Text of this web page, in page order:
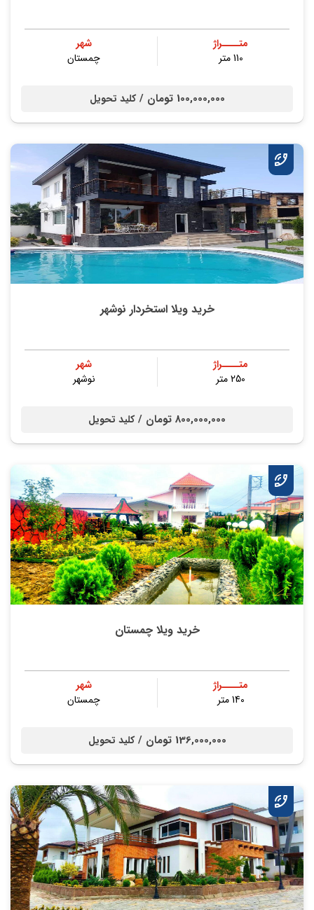
متــــراژ
110 متر
شهر
چمستان
100,000,000 تومان / کلید تحویل
خرید ویلا استخردار نوشهر
متــــراژ
250 متر
شهر
نوشهر
800,000,000 تومان / کلید تحویل
خرید ویلا چمستان
متــــراژ
140 متر
شهر
چمستان
136,000,000 تومان / کلید تحویل